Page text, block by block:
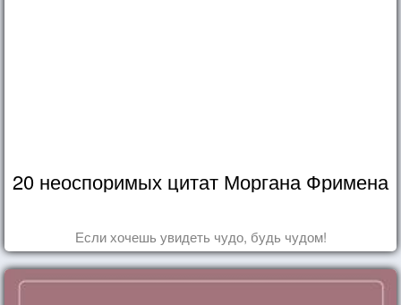
20 неоспоримых цитат Моргана Фримена
Если хочешь увидеть чудо, будь чудом!